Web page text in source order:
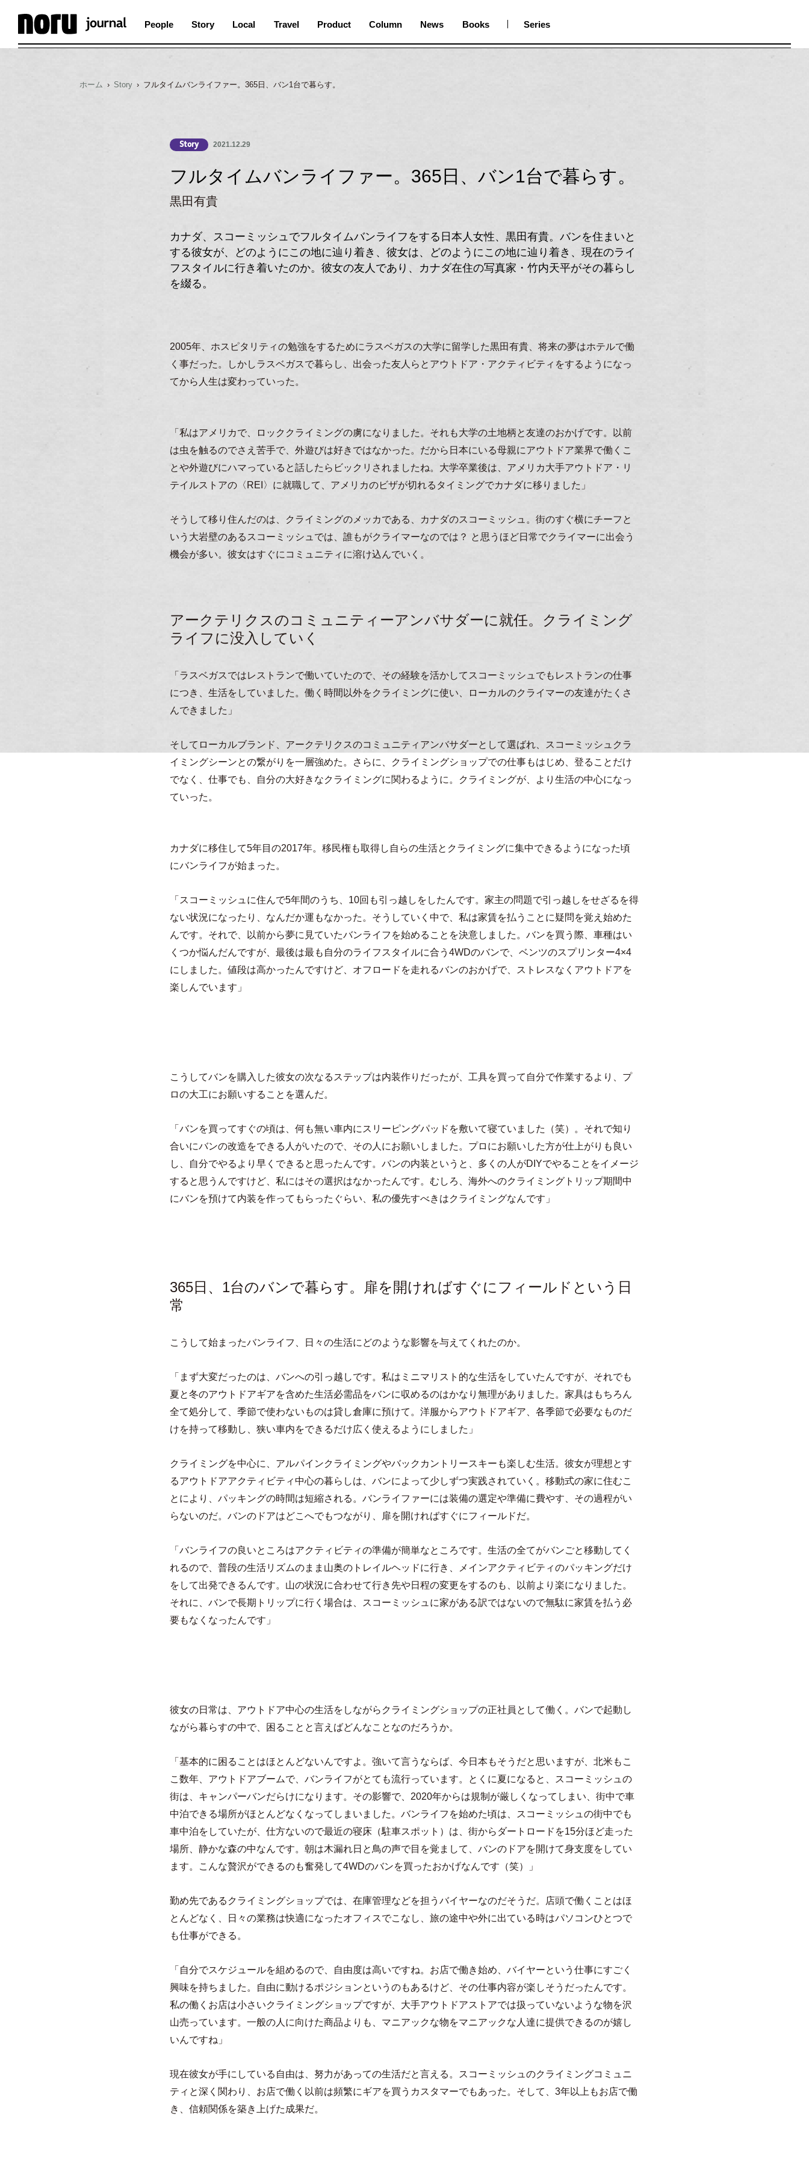
People Story Local Travel Product Column News Books Series
ホーム › Story › フルタイムバンライファー。365日、バン1台で暮らす。
Story 2021.12.29
フルタイムバンライファー。365日、バン1台で暮らす。
黒田有貴
カナダ、スコーミッシュでフルタイムバンライフをする日本人女性、黒田有貴。バンを住まいと
する彼女が、どのようにこの地に辿り着き、彼女は、どのようにこの地に辿り着き、現在のライ
フスタイルに行き着いたのか。彼女の友人であり、カナダ在住の写真家・竹内天平がその暮らし
を綴る。
2005年、ホスピタリティの勉強をするためにラスベガスの大学に留学した黒田有貴、将来の夢はホテルで働
く事だった。しかしラスベガスで暮らし、出会った友人らとアウトドア・アクティビティをするようになっ
てから人生は変わっていった。
「私はアメリカで、ロッククライミングの虜になりました。それも大学の土地柄と友達のおかげです。以前
は虫を触るのでさえ苦手で、外遊びは好きではなかった。だから日本にいる母親にアウトドア業界で働くこ
とや外遊びにハマっていると話したらビックリされましたね。大学卒業後は、アメリカ大手アウトドア・リ
テイルストアの〈REI〉に就職して、アメリカのビザが切れるタイミングでカナダに移りました」
そうして移り住んだのは、クライミングのメッカである、カナダのスコーミッシュ。街のすぐ横にチーフと
いう大岩壁のあるスコーミッシュでは、誰もがクライマーなのでは？ と思うほど日常でクライマーに出会う
機会が多い。彼女はすぐにコミュニティに溶け込んでいく。
アークテリクスのコミュニティーアンバサダーに就任。クライミング
ライフに没入していく
「ラスベガスではレストランで働いていたので、その経験を活かしてスコーミッシュでもレストランの仕事
につき、生活をしていました。働く時間以外をクライミングに使い、ローカルのクライマーの友達がたくさ
んできました」
そしてローカルブランド、アークテリクスのコミュニティアンバサダーとして選ばれ、スコーミッシュクラ
イミングシーンとの繋がりを一層強めた。さらに、クライミングショップでの仕事もはじめ、登ることだけ
でなく、仕事でも、自分の大好きなクライミングに関わるように。クライミングが、より生活の中心になっ
ていった。
カナダに移住して5年目の2017年。移民権も取得し自らの生活とクライミングに集中できるようになった頃
にバンライフが始まった。
「スコーミッシュに住んで5年間のうち、10回も引っ越しをしたんです。家主の問題で引っ越しをせざるを得
ない状況になったり、なんだか運もなかった。そうしていく中で、私は家賃を払うことに疑問を覚え始めた
んです。それで、以前から夢に見ていたバンライフを始めることを決意しました。バンを買う際、車種はい
くつか悩んだんですが、最後は最も自分のライフスタイルに合う4WDのバンで、ベンツのスプリンター4×4
にしました。値段は高かったんですけど、オフロードを走れるバンのおかげで、ストレスなくアウトドアを
楽しんでいます」
こうしてバンを購入した彼女の次なるステップは内装作りだったが、工具を買って自分で作業するより、プ
ロの大工にお願いすることを選んだ。
「バンを買ってすぐの頃は、何も無い車内にスリーピングパッドを敷いて寝ていました（笑）。それで知り
合いにバンの改造をできる人がいたので、その人にお願いしました。プロにお願いした方が仕上がりも良い
し、自分でやるより早くできると思ったんです。バンの内装というと、多くの人がDIYでやることをイメージ
すると思うんですけど、私にはその選択はなかったんです。むしろ、海外へのクライミングトリップ期間中
にバンを預けて内装を作ってもらったぐらい、私の優先すべきはクライミングなんです」
365日、1台のバンで暮らす。扉を開ければすぐにフィールドという日
常
こうして始まったバンライフ、日々の生活にどのような影響を与えてくれたのか。
「まず大変だったのは、バンへの引っ越しです。私はミニマリスト的な生活をしていたんですが、それでも
夏と冬のアウトドアギアを含めた生活必需品をバンに収めるのはかなり無理がありました。家具はもちろん
全て処分して、季節で使わないものは貸し倉庫に預けて。洋服からアウトドアギア、各季節で必要なものだ
けを持って移動し、狭い車内をできるだけ広く使えるようにしました」
クライミングを中心に、アルパインクライミングやバックカントリースキーも楽しむ生活。彼女が理想とす
るアウトドアアクティビティ中心の暮らしは、バンによって少しずつ実践されていく。移動式の家に住むこ
とにより、パッキングの時間は短縮される。バンライファーには装備の選定や準備に費やす、その過程がい
らないのだ。バンのドアはどこへでもつながり、扉を開ければすぐにフィールドだ。
「バンライフの良いところはアクティビティの準備が簡単なところです。生活の全てがバンごと移動してく
れるので、普段の生活リズムのまま山奥のトレイルヘッドに行き、メインアクティビティのパッキングだけ
をして出発できるんです。山の状況に合わせて行き先や日程の変更をするのも、以前より楽になりました。
それに、バンで長期トリップに行く場合は、スコーミッシュに家がある訳ではないので無駄に家賃を払う必
要もなくなったんです」
彼女の日常は、アウトドア中心の生活をしながらクライミングショップの正社員として働く。バンで起動し
ながら暮らすの中で、困ることと言えばどんなことなのだろうか。
「基本的に困ることはほとんどないんですよ。強いて言うならば、今日本もそうだと思いますが、北米もこ
こ数年、アウトドアブームで、バンライフがとても流行っています。とくに夏になると、スコーミッシュの
街は、キャンパーバンだらけになります。その影響で、2020年からは規制が厳しくなってしまい、街中で車
中泊できる場所がほとんどなくなってしまいました。バンライフを始めた頃は、スコーミッシュの街中でも
車中泊をしていたが、仕方ないので最近の寝床（駐車スポット）は、街からダートロードを15分ほど走った
場所、静かな森の中なんです。朝は木漏れ日と鳥の声で目を覚まして、バンのドアを開けて身支度をしてい
ます。こんな贅沢ができるのも奮発して4WDのバンを買ったおかげなんです（笑）」
勤め先であるクライミングショップでは、在庫管理などを担うバイヤーなのだそうだ。店頭で働くことはほ
とんどなく、日々の業務は快適になったオフィスでこなし、旅の途中や外に出ている時はパソコンひとつで
も仕事ができる。
「自分でスケジュールを組めるので、自由度は高いですね。お店で働き始め、バイヤーという仕事にすごく
興味を持ちました。自由に動けるポジションというのもあるけど、その仕事内容が楽しそうだったんです。
私の働くお店は小さいクライミングショップですが、大手アウトドアストアでは扱っていないような物を沢
山売っています。一般の人に向けた商品よりも、マニアックな物をマニアックな人達に提供できるのが嬉し
いんですね」
現在彼女が手にしている自由は、努力があっての生活だと言える。スコーミッシュのクライミングコミュニ
ティと深く関わり、お店で働く以前は頻繁にギアを買うカスタマーでもあった。そして、3年以上もお店で働
き、信頼関係を築き上げた成果だ。